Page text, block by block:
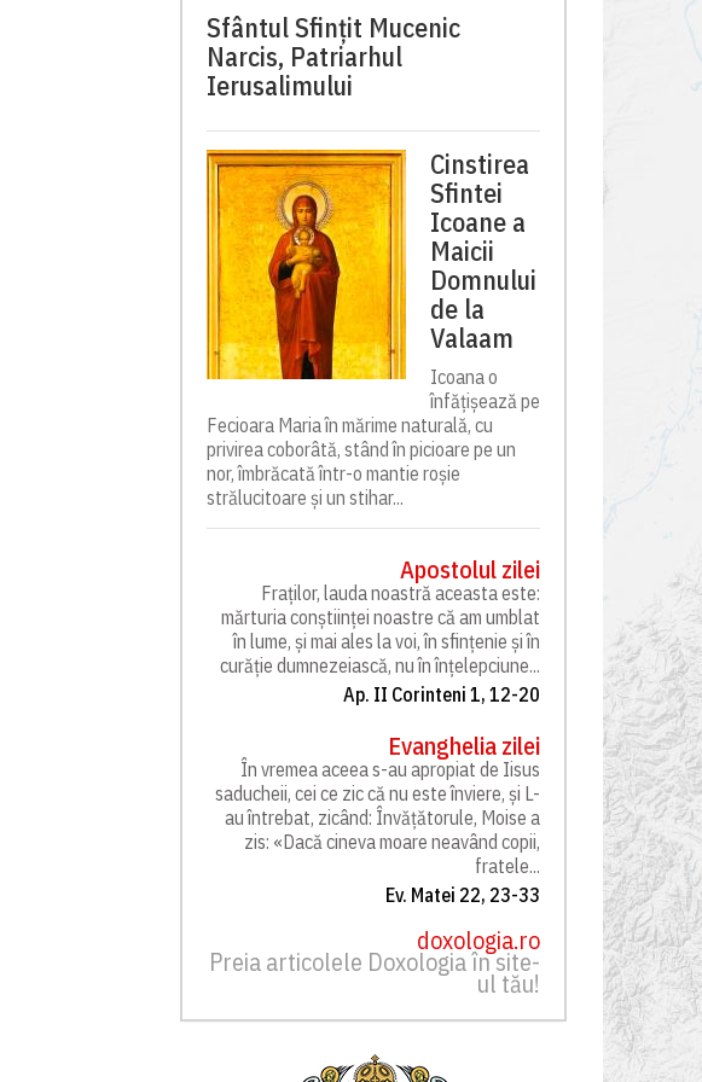
Sfântul Sfinţit Mucenic
Narcis, Patriarhul
Ierusalimului
Cinstirea
Sfintei
Icoane a
Maicii
Domnului
de la
Valaam
Icoana o
înfățișează pe
Fecioara Maria în mărime naturală, cu
privirea coborâtă, stând în picioare pe un
nor, îmbrăcată într-o mantie roșie
strălucitoare și un stihar...
Apostolul zilei
Fraților, lauda noastră aceasta este:
mărturia conștiinței noastre că am umblat
în lume, și mai ales la voi, în sfințenie și în
curăție dumnezeiască, nu în înțelepciune...
Ap. II Corinteni 1, 12-20
Evanghelia zilei
În vremea aceea s-au apropiat de Iisus
saducheii, cei ce zic că nu este înviere, și L-
au întrebat, zicând: Învățătorule, Moise a
zis: «Dacă cineva moare neavând copii,
fratele...
Ev. Matei 22, 23-33
doxologia.ro
Preia articolele Doxologia în site-
ul tău!